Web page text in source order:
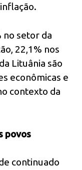
no setor da
22,1% nos
Lituânia são
econômicas e
contexto da
povos
continuado